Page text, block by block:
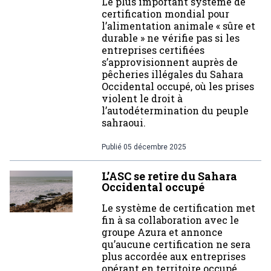
certification mondial pour
l’alimentation animale « sûre et
durable » ne vérifie pas si les
entreprises certifiées
s’approvisionnent auprès de
pêcheries illégales du Sahara
Occidental occupé, où les prises
violent le droit à
l’autodétermination du peuple
sahraoui.
Publié 05 décembre 2025
L’ASC se retire du Sahara
Occidental occupé
Le système de certification met
fin à sa collaboration avec le
groupe Azura et annonce
qu’aucune certification ne sera
plus accordée aux entreprises
opérant en territoire occupé.